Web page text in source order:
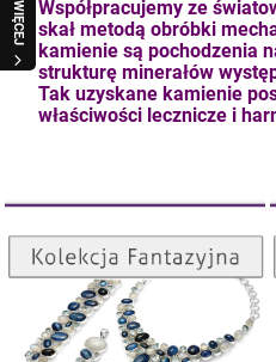
WIĘCEJ
Współpracujemy ze
skał metodą obróbki
kamienie są pochodzenia
strukturę minerałów
Tak uzyskane kamienie
właściwości lecznicze i
Kolekcja Fantazyjna
ZOBACZ